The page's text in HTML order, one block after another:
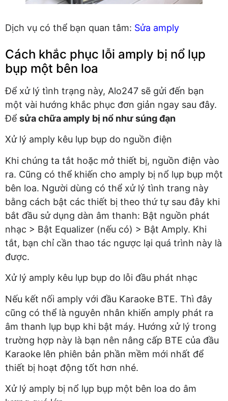
Dịch vụ có thể bạn quan tâm: Sửa amply
Cách khắc phục lỗi amply bị nổ lụp
bụp một bên loa
Để xử lý tình trạng này, Alo247 sẽ gửi đến bạn
một vài hướng khắc phục đơn giản ngay sau đây.
Để sửa chữa amply bị nổ như súng đạn
Xử lý amply kêu lụp bụp do nguồn điện
Khi chúng ta tắt hoặc mở thiết bị, nguồn điện vào
ra. Cũng có thể khiến cho amply bị nổ lụp bụp một
bên loa. Người dùng có thể xử lý tình trang này
bằng cách bật các thiết bị theo thứ tự sau đây khi
bắt đầu sử dụng dàn âm thanh: Bật nguồn phát
nhạc > Bật Equalizer (nếu có) > Bật Amply. Khi
tắt, bạn chỉ cần thao tác ngược lại quá trình này là
được.
Xử lý amply kêu lụp bụp do lỗi đầu phát nhạc
Nếu kết nối amply với đầu Karaoke BTE. Thì đây
cũng có thể là nguyên nhân khiến amply phát ra
âm thanh lụp bụp khi bật máy. Hướng xử lý trong
trường hợp này là bạn nên nâng cấp BTE của đầu
Karaoke lên phiên bản phần mềm mới nhất để
thiết bị hoạt động tốt hơn nhé.
Xử lý amply bị nổ lụp bụp một bên loa do âm